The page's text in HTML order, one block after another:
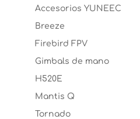
Accesorios YUNEEC
Breeze
Firebird FPV
Gimbals de mano
H520E
Mantis Q
Tornado